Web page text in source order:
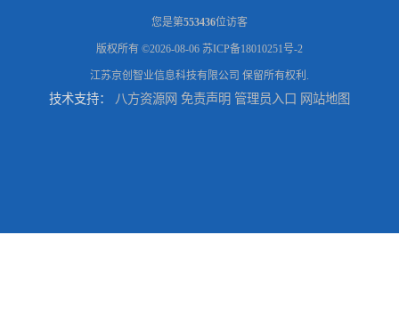
您是第553436位访客
版权所有 ©2026-08-06 苏ICP备18010251号-2
江苏京创智业信息科技有限公司 保留所有权利.
技术支持： 八方资源网 免责声明 管理员入口 网站地图